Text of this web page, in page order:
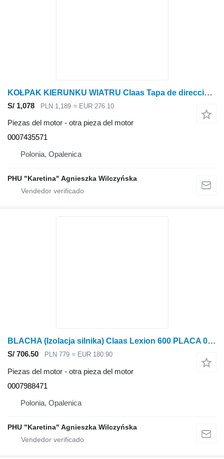
KOŁPAK KIERUNKU WIATRU Claas Tapa de dirección del viento Lexion 600 0007435571 (Pozo de ventilación) para Claas Lexion 600 cosechadora de cereales
S/ 1,078 PLN 1,189 ≈ EUR 276.10
Piezas del motor - otra pieza del motor
0007435571
Polonia, Opalenica
PHU "Karetina" Agnieszka Wilczyńska
BLACHA (Izolacja silnika) Claas Lexion 600 PLACA 0007988471 (Aislamiento del motor) para Claas Lexion 600 cosechadora de cereales
S/ 706.50 PLN 779 ≈ EUR 180.90
Piezas del motor - otra pieza del motor
0007988471
Polonia, Opalenica
PHU "Karetina" Agnieszka Wilczyńska